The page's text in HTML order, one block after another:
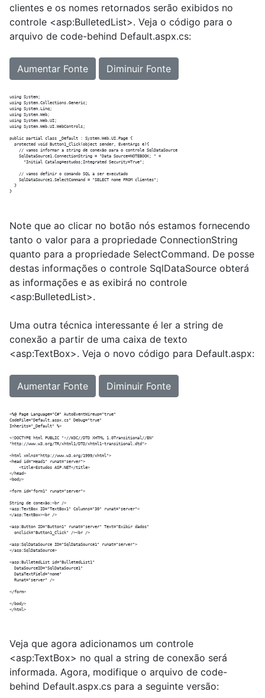
clientes e os nomes retornados serão exibidos no
controle <asp:BulletedList>. Veja o código para o
arquivo de code-behind Default.aspx.cs:
Aumentar Fonte Diminuir Fonte
using System;
using System.Collections.Generic;
using System.Linq;
using System.Web;
using System.Web.UI;
using System.Web.UI.WebControls;
public partial class _Default : System.Web.UI.Page {
  protected void Button1_Click(object sender, EventArgs e){
    // vamos informar a string de conexão para o controle SqlDataSource
    SqlDataSource1.ConnectionString = "Data Source=NOTEBOOK; " +
      "Initial Catalog=estudos;Integrated Security=True";
    // vamos definir o comando SQL a ser executado
    SqlDataSource1.SelectCommand = "SELECT nome FROM clientes";
  }
Note que ao clicar no botão nós estamos fornecendo
tanto o valor para a propriedade ConnectionString
quanto para a propriedade SelectCommand. De posse
destas informações o controle SqlDataSource obterá
as informações e as exibirá no controle
<asp:BulletedList>.
Uma outra técnica interessante é ler a string de
conexão a partir de uma caixa de texto
<asp:TextBox>. Veja o novo código para Default.aspx:
Aumentar Fonte Diminuir Fonte
<%@ Page Language="C#" AutoEventWireup="true"
CodeFile="Default.aspx.cs" Debug="true"
Inherits="_Default" %>
<!DOCTYPE html PUBLIC "-//W3C//DTD XHTML 1.0Transitional//EN"
"http://www.w3.org/TR/xhtml1/DTD/xhtml1-transitional.dtd">
<html xmlns="http://www.w3.org/1999/xhtml">
<head id="Head1" runat="server">
    <title>Estudos ASP.NET</title>
</head>
<body>
<form id="form1" runat="server">
String de conexão:<br />
<asp:TextBox ID="TextBox1" Columns="30" runat="server">
</asp:TextBox><br />
<asp:Button ID="Button1" runat="server" Text="Exibir dados"
  onclick="Button1_Click" /><br />
<asp:SqlDataSource ID="SqlDataSource1" runat="server">
</asp:SqlDataSource>
<asp:BulletedList id="BulletedList1"
  DataSourceID="SqlDataSource1"
  DataTextField="nome"
  Runat="server" />
</form>
</body>
Veja que agora adicionamos um controle
<asp:TextBox> no qual a string de conexão será
informada. Agora, modifique o arquivo de code-
behind Default.aspx.cs para a seguinte versão: